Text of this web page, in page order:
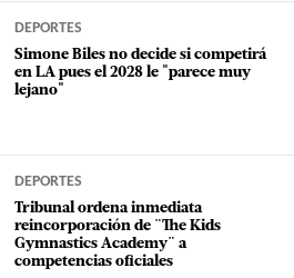
DEPORTES
Simone Biles no decide si competirá
en LA pues el 2028 le "parece muy
lejano"
DEPORTES
Tribunal ordena inmediata
reincorporación de ¨The Kids
Gymnastics Academy¨ a
competencias oficiales